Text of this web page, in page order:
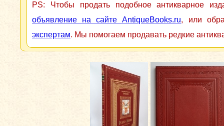
PS: Чтобы продать подобное антикварное
объявление на сайте AntiqueBooks.ru, или
экспертам. Мы помогаем продавать редкие